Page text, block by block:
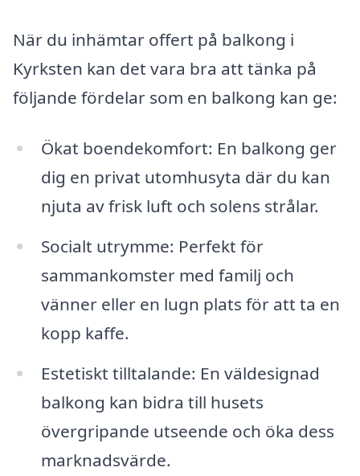
När du inhämtar offert på balkong i
Kyrksten kan det vara bra att tänka på
följande fördelar som en balkong kan ge:
Ökat boendekomfort: En balkong ger
dig en privat utomhusyta där du kan
njuta av frisk luft och solens strålar.
Socialt utrymme: Perfekt för
sammankomster med familj och
vänner eller en lugn plats för att ta en
kopp kaffe.
Estetiskt tilltalande: En väldesignad
balkong kan bidra till husets
övergripande utseende och öka dess
marknadsvärde.